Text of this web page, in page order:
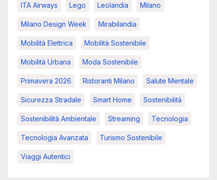
ITA Airways Lego Leolandia Milano
Milano Design Week Mirabilandia
Mobilità Elettrica Mobilità Sostenibile
Mobilità Urbana Moda Sostenibile
Primavera 2026 Ristoranti Milano Salute Mentale
Sicurezza Stradale Smart Home Sostenibilità
Sostenibilità Ambientale Streaming Tecnologia
Tecnologia Avanzata Turismo Sostenibile
Viaggi Autentici